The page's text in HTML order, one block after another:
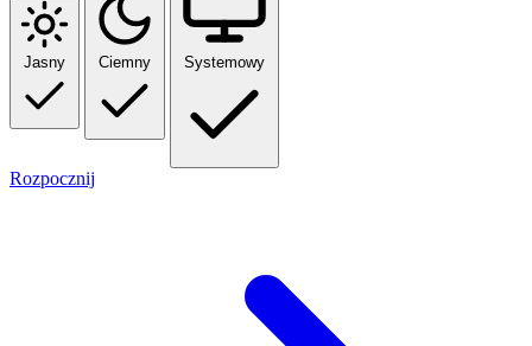
Jasny Ciemny Systemowy
Rozpocznij